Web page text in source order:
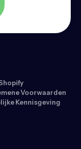
Voorwaarden
Kennisgeving